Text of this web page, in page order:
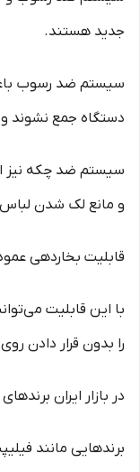
جدید هستند.
سیستم ضد رسوب
دستگاه جمع نشوند و
سیستم ضد چکه نیز
و مانع لک شدن
قابلیت بخاردهی
با این قابلیت
را بدون قرار دادن
در بازار ایران
برندهایی مانند